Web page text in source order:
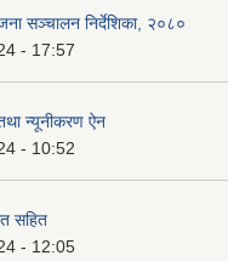
सञ्चालन निर्देशिका, २०८०
- 17:57
न्यूनीकरण ऐन
- 10:52
सहित
- 12:05